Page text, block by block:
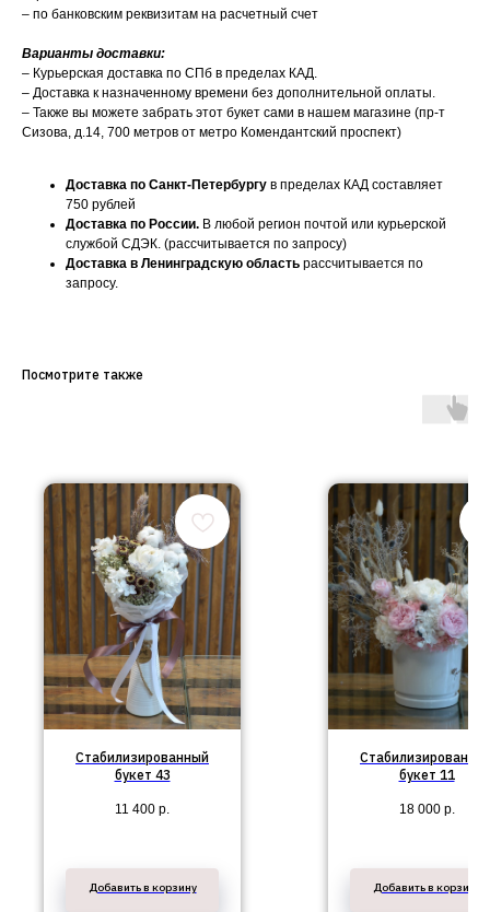
– по банковским реквизитам на расчетный счет
Варианты доставки:
– Курьерская доставка по СПб в пределах КАД.
– Доставка к назначенному времени без дополнительной оплаты.
– Также вы можете забрать этот букет сами в нашем магазине (пр-т
Сизова, д.14, 700 метров от метро Комендантский проспект)
Доставка по Санкт-Петербургу в пределах КАД составляет
750 рублей
Доставка по России. В любой регион почтой или курьерской
службой СДЭК. (рассчитывается по запросу)
Доставка в Ленинградскую область рассчитывается по
запросу.
Посмотрите также
Стабилизированный
букет 43
11 400 р.
Добавить в корзину
букет 11
18 000 р.
Добавить в корзину